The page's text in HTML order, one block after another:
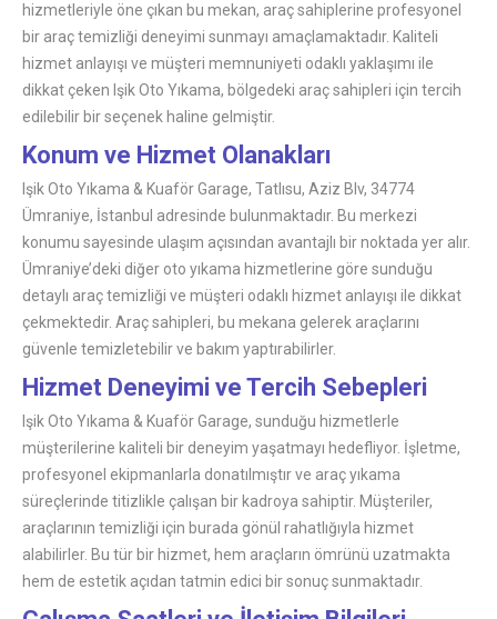
hizmetleriyle öne çıkan bu mekan, araç sahiplerine profesyonel
bir araç temizliği deneyimi sunmayı amaçlamaktadır. Kaliteli
hizmet anlayışı ve müşteri memnuniyeti odaklı yaklaşımı ile
dikkat çeken Işik Oto Yıkama, bölgedeki araç sahipleri için tercih
edilebilir bir seçenek haline gelmiştir.
Konum ve Hizmet Olanakları
Işik Oto Yıkama & Kuaför Garage, Tatlısu, Aziz Blv, 34774
Ümraniye, İstanbul adresinde bulunmaktadır. Bu merkezi
konumu sayesinde ulaşım açısından avantajlı bir noktada yer alır.
Ümraniye’deki diğer oto yıkama hizmetlerine göre sunduğu
detaylı araç temizliği ve müşteri odaklı hizmet anlayışı ile dikkat
çekmektedir. Araç sahipleri, bu mekana gelerek araçlarını
güvenle temizletebilir ve bakım yaptırabilirler.
Hizmet Deneyimi ve Tercih Sebepleri
Işik Oto Yıkama & Kuaför Garage, sunduğu hizmetlerle
müşterilerine kaliteli bir deneyim yaşatmayı hedefliyor. İşletme,
profesyonel ekipmanlarla donatılmıştır ve araç yıkama
süreçlerinde titizlikle çalışan bir kadroya sahiptir. Müşteriler,
araçlarının temizliği için burada gönül rahatlığıyla hizmet
alabilirler. Bu tür bir hizmet, hem araçların ömrünü uzatmakta
hem de estetik açıdan tatmin edici bir sonuç sunmaktadır.